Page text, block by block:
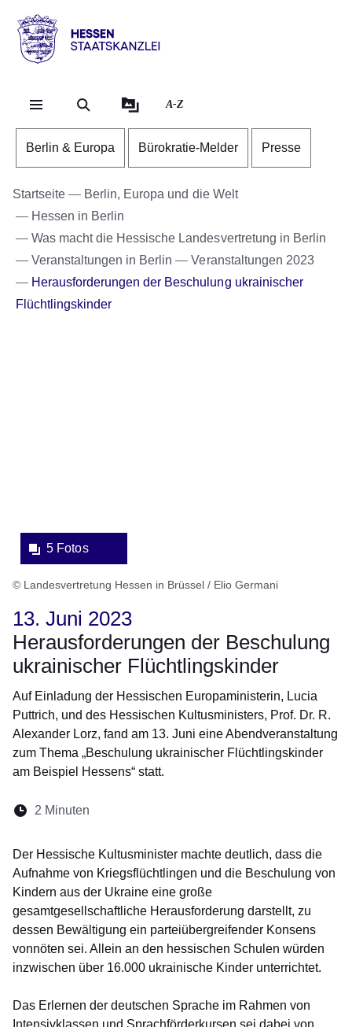
Hessen
Staatskanzlei
A-Z
Berlin & Europa Bürokratie-Melder Presse
Startseite
Berlin, Europa und die Welt
Hessen in Berlin
Was macht die Hessische Landesvertretung in Berlin
Veranstaltungen in Berlin
Veranstaltungen 2023
Herausforderungen der Beschulung ukrainischer
Flüchtlingskinder
5 Fotos
© Landesvertretung Hessen in Brüssel / Elio Germani
13. Juni 2023
Herausforderungen der Beschulung
ukrainischer Flüchtlingskinder
Auf Einladung der Hessischen Europaministerin, Lucia
Puttrich, und des Hessischen Kultusministers, Prof. Dr. R.
Alexander Lorz, fand am 13. Juni eine Abendveranstaltung
zum Thema „Beschulung ukrainischer Flüchtlingskinder
am Beispiel Hessens“ statt.
Lesedauer:
2 Minuten
Der Hessische Kultusminister machte deutlich, dass die
Aufnahme von Kriegsflüchtlingen und die Beschulung von
Kindern aus der Ukraine eine große
gesamtgesellschaftliche Herausforderung darstellt, zu
dessen Bewältigung ein parteiübergreifender Konsens
vonnöten sei. Allein an den hessischen Schulen würden
inzwischen über 16.000 ukrainische Kinder unterrichtet.
Das Erlernen der deutschen Sprache im Rahmen von